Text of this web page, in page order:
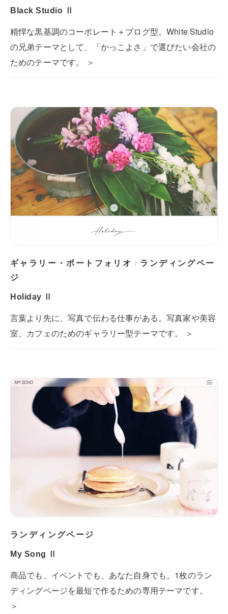
Black Studio Ⅱ
精悍な黒基調のコーポレート＋ブログ型。White Studio
の兄弟テーマとして、「かっこよさ」で選びたい会社の
ためのテーマです。 ＞
ギャラリー・ポートフォリオ / ランディングペー
ジ
Holiday Ⅱ
言葉より先に、写真で伝わる仕事がある。写真家や美容
室、カフェのためのギャラリー型テーマです。 ＞
ランディングページ
My Song Ⅱ
商品でも、イベントでも、あなた自身でも。1枚のラン
ディングページを最短で作るための専用テーマです。
＞